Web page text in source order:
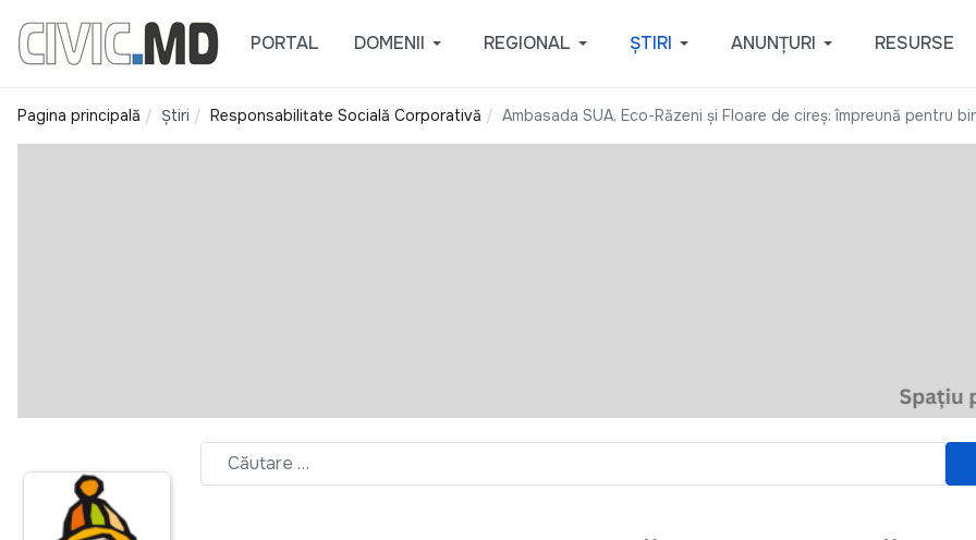
PORTAL DOMENII REGIONAL ȘTIRI ANUNȚURI RESURSE
Pagina principală Știri Responsabilitate Socială Corporativă Ambasada SUA, Eco-Răzeni și Floare de cireș: împreună pentru